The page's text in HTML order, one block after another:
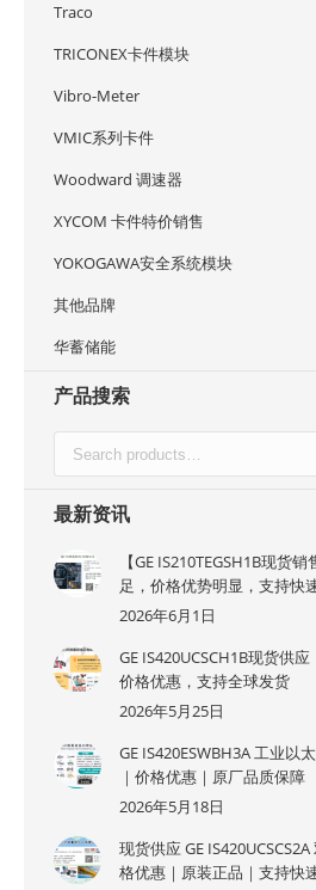
Traco
TRICONEX卡件模块
Vibro-Meter
VMIC系列卡件
Woodward 调速器
XYCOM 卡件特价销售
YOKOGAWA安全系统模块
其他品牌
华蓄储能
产品搜索
最新资讯
【GE IS210TEGSH1B现货
足，价格优势明显，支持快
2026年6月1日
GE IS420UCSCH1B现货供
价格优惠，支持全球发货
2026年5月25日
GE IS420ESWBH3A 工业以
｜价格优惠｜原厂品质保障
2026年5月18日
现货供应 GE
格优惠｜原装正品｜支持快